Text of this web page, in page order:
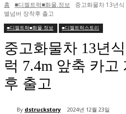
홈 ■디젤트럭■화물.정보
중고화물차 13년
별넘버 장착후 출고
■디젤트럭■화물.정보 ■디젤트럭스토리
중고화물차 13년
럭 7.4m 앞축 카
후 출고
By dstruckstory 2024년 12월 23일